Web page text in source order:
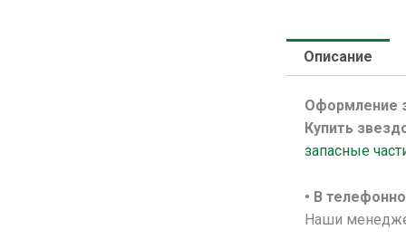
Описание
Оформление
Купить
запасные
• В
Наши